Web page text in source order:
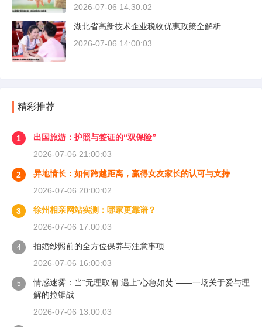
2026-07-06 14:30:02
湖北省高新技术企业税收优惠政策全解析
2026-07-06 14:00:03
精彩推荐
1
出国旅游：护照与签证的“双保险”
2026-07-06 21:00:03
2
异地情长：如何跨越距离，赢得女友家长的认可与支持
2026-07-06 20:00:02
3
徐州相亲网站实测：哪家更靠谱？
2026-07-06 17:00:03
4
拍婚纱照前的全方位保养与注意事项
2026-07-06 16:00:03
5
情感迷雾：当“无理取闹”遇上“心急如焚”——一场关于爱与理
解的拉锯战
2026-07-06 13:00:03